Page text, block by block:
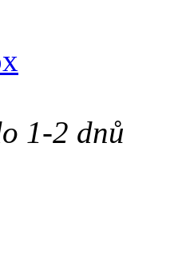
1-2 dnů